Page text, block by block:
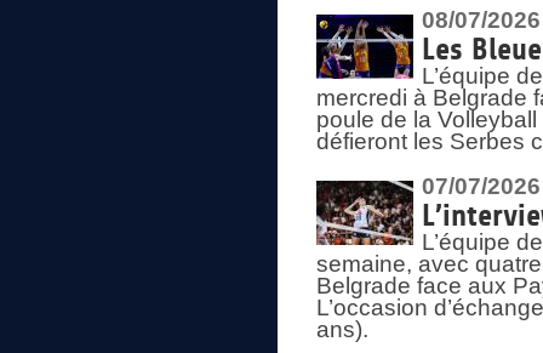
08/07/2026
Les
L’équipe
mercredi à Belgrade
poule de la
défieront les Serbes
07/07/2026
L’équipe
semaine, avec
Belgrade face aux
L’occasion
ans).